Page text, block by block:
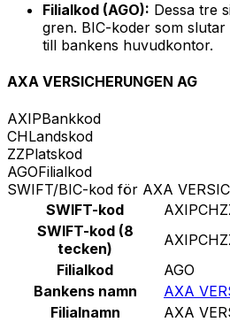
Filialkod (AGO): Dessa tre
gren. BIC-koder som slutar
till bankens huvudkontor.
AXA VERSICHERUNGEN AG
AXIPBankkod
CHLandskod
ZZPlatskod
AGOFilialkod
SWIFT/BIC-kod för AXA
SWIFT-kod
SWIFT-kod (8
tecken)
Filialkod
AGO
Bankens namn
AXA
Filialnamn
AXA